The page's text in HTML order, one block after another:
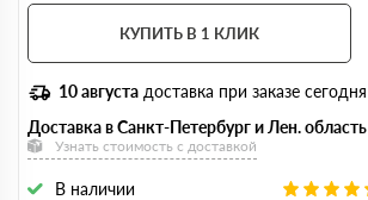
КУПИТЬ В 1 КЛИК
10 августа доставка при заказе сегодня
Доставка в Санкт-Петербург и Лен. область
Узнать стоимость с доставкой
В наличии